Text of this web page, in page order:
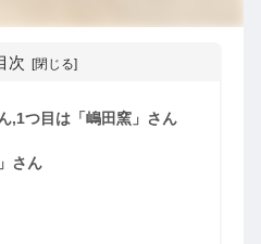
次
,1つ目は「嶋田窯」さん
さん